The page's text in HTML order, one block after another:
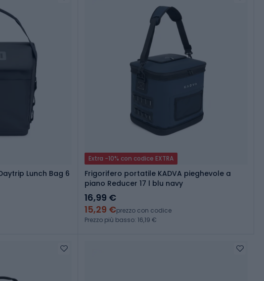
Lunch Bag 6
Extra -10% con codice EXTRA
Frigorifero portatile KADVA pieghevole a
piano Reducer 17 l blu navy
16,99 €
15,29 €prezzo con codice
Prezzo più basso: 16,19 €